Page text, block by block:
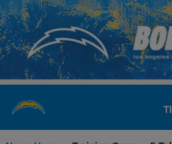
Skip
to
main
content